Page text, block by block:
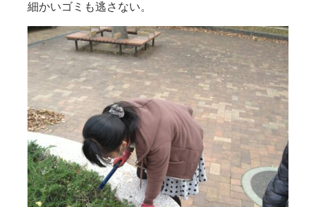
細かいゴミも逃さない。